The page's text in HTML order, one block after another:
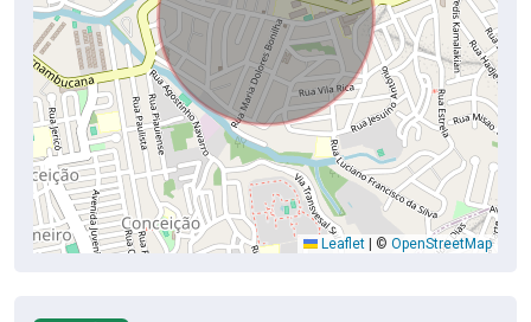
Leaflet | © OpenStreetMap